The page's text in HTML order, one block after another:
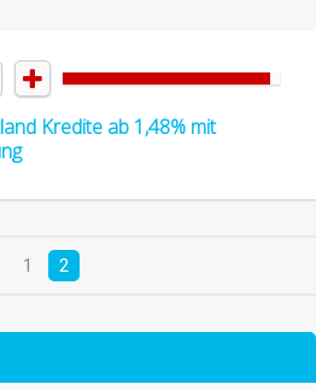

Kredite ab 1,48% mit
1 2